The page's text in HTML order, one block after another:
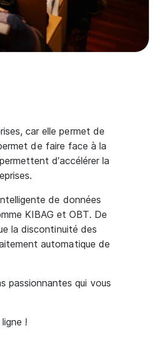
car elle permet de
de faire face à la
d’accélérer la
de données
KIBAG et OBT. De
la discontinuité des
automatique de
passionnantes qui vous
!